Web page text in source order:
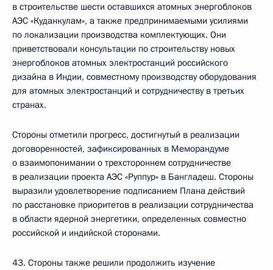
в строительстве шести оставшихся атомных энергоблоков
АЭС «Куданкулам», а также предпринимаемыми усилиями
по локализации производства комплектующих. Они
приветствовали консультации по строительству новых
энергоблоков атомных электростанций российского
дизайна в Индии, совместному производству оборудования
для атомных электростанций и сотрудничеству в третьих
странах.
Стороны отметили прогресс, достигнутый в реализации
договоренностей, зафиксированных в Меморандуме
о взаимопонимании о трехстороннем сотрудничестве
в реализации проекта АЭС «Руппур» в Бангладеш. Стороны
выразили удовлетворение подписанием Плана действий
по расстановке приоритетов в реализации сотрудничества
в области ядерной энергетики, определенных совместно
российской и индийской сторонами.
43. Стороны также решили продолжить изучение